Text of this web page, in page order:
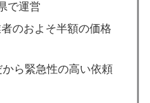
で運営
のおよそ半額の価格
ら緊急性の高い依頼